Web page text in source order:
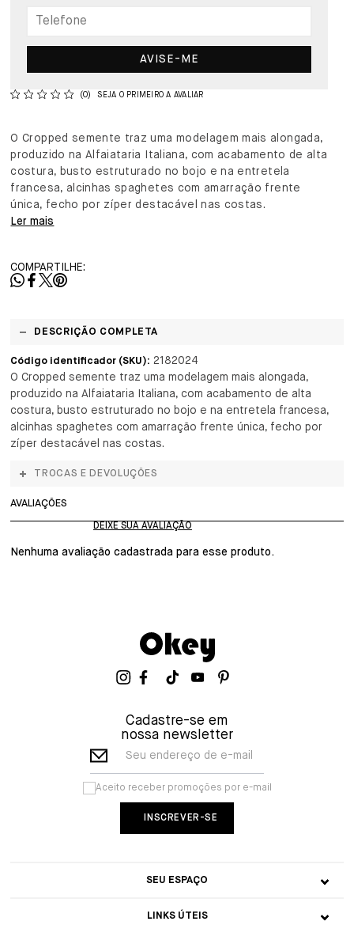
AVISE-ME
(0) SEJA O PRIMEIRO A AVALIAR
O Cropped semente traz uma modelagem mais alongada,
produzido na Alfaiataria Italiana, com acabamento de alta
costura, busto estruturado no bojo e na entretela
francesa, alcinhas spaghetes com amarração frente
única, fecho por zíper destacável nas costas.
Ler mais
COMPARTILHE:
DESCRIÇÃO COMPLETA
Código identificador (SKU): 2182024
O Cropped semente traz uma modelagem mais alongada,
produzido na Alfaiataria Italiana, com acabamento de alta
costura, busto estruturado no bojo e na entretela francesa,
alcinhas spaghetes com amarração frente única, fecho por
zíper destacável nas costas.
TROCAS E DEVOLUÇÕES
AVALIAÇÕES
Nenhuma avaliação cadastrada para esse produto.
Cadastre-se em
nossa newsletter
Seu endereço de e-mail
Aceito receber promoções por e-mail
SEU ESPAÇO
LINKS ÚTEIS